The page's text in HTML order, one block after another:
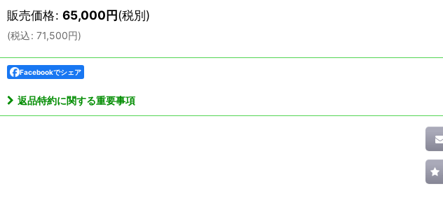
販売価格: 65,000円(税別)
(税込: 71,500円)
Facebookでシェア
返品特約に関する重要事項